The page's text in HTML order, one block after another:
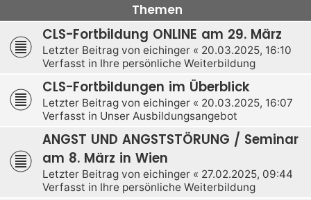
Themen
CLS-Fortbildung ONLINE am 29. März
Letzter Beitrag von eichinger « 20.03.2025, 16:10
Verfasst in Ihre persönliche Weiterbildung
CLS-Fortbildungen im Überblick
Letzter Beitrag von eichinger « 20.03.2025, 16:07
Verfasst in Unser Ausbildungsangebot
ANGST UND ANGSTSTÖRUNG / Seminar
am 8. März in Wien
Letzter Beitrag von eichinger « 27.02.2025, 09:44
Verfasst in Ihre persönliche Weiterbildung